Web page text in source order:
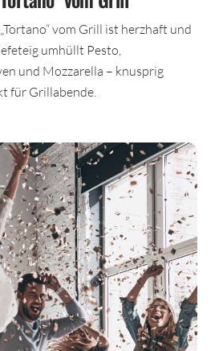
vom Grill ist herzhaft und
umhüllt Pesto,
und Mozzarella – knusprig
für Grillabende.